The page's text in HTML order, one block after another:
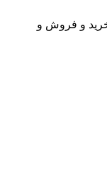
و فروش و